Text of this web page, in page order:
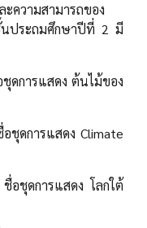
ะความสามารถของ
นประถมศึกษาปีที่ 2 มี
การแสดง ต้นไม้ของ
การแสดง Climate
ดการแสดง โลกใต้